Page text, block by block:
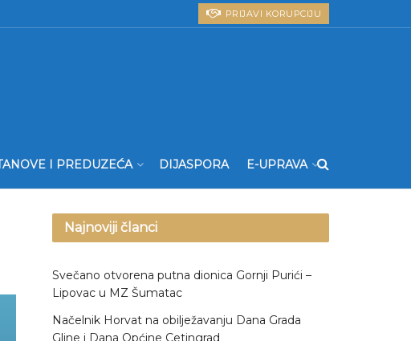
PRIJAVI KORUPCIJU
I PREDUZEĆA DIJASPORA E-UPRAVA
Najnoviji članci
Svečano otvorena putna dionica Gornji Purići –
Lipovac u MZ Šumatac
Načelnik Horvat na obilježavanju Dana Grada
Gline i Dana Općine Cetingrad